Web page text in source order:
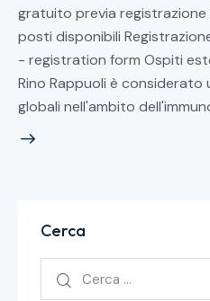
gratuito previa
posti disponibili
- registration form Ospiti
Rino Rappuoli è
globali nell'ambito
Cerca